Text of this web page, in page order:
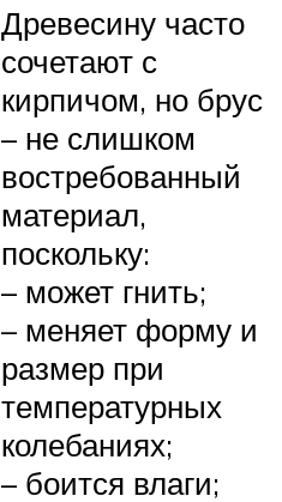
Древесину часто
сочетают с
кирпичом, но брус
– не слишком
востребованный
материал,
поскольку:
– может гнить;
– меняет форму и
размер при
температурных
колебаниях;
– боится влаги;